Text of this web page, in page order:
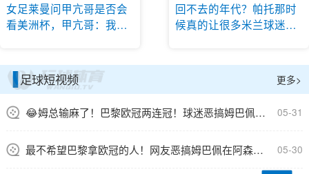
女足莱曼问甲亢哥是否会
看美洲杯，甲亢哥：我才
回不去的年代？帕托那时
候真的让很多米兰球迷相
足球短视频 更多>
😂姆总输麻了！巴黎欧冠两连冠！球迷恶搞姆巴佩此刻的心情！ 05-31
最不希望巴黎拿欧冠的人！网友恶搞姆巴佩在阿森纳更衣室训话🤣 05-30